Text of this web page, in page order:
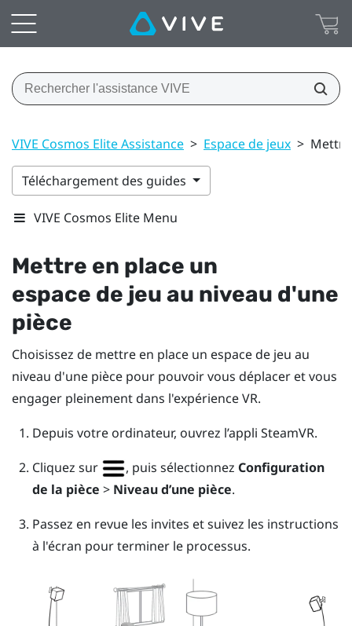
VIVE Cosmos Elite Assistance > Espace de jeux >
Téléchargement des guides
VIVE Cosmos Elite Menu
Mettre en place un
espace de jeu au niveau d'une
pièce
Choisissez de mettre en place un espace de jeu au
niveau d'une pièce pour pouvoir vous déplacer et vous
engager pleinement dans l'expérience VR.
Depuis votre ordinateur, ouvrez l’appli SteamVR.
Cliquez sur
, puis sélectionnez Configuration
de la pièce > Niveau d’une pièce.
Passez en revue les invites et suivez les instructions
à l'écran pour terminer le processus.